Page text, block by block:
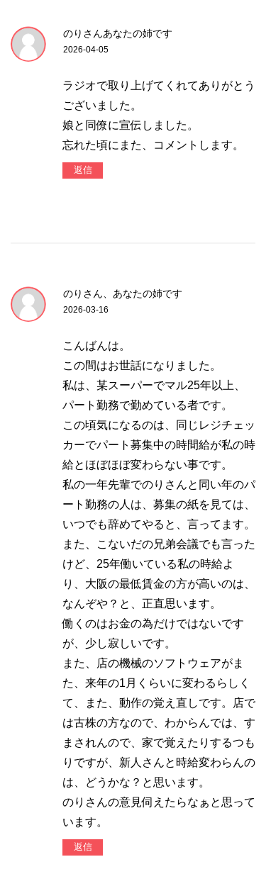
のりさんあなたの姉です
2026-04-05
ラジオで取り上げてくれてありがとう
ございました。
娘と同僚に宣伝しました。
忘れた頃にまた、コメントします。
返信
のりさん、あなたの姉です
2026-03-16
こんばんは。
この間はお世話になりました。
私は、某スーパーでマル25年以上、
パート勤務で勤めている者です。
この頃気になるのは、同じレジチェッ
カーでパート募集中の時間給が私の時
給とほぼほぼ変わらない事です。
私の一年先輩でのりさんと同い年のパ
ート勤務の人は、募集の紙を見ては、
いつでも辞めてやると、言ってます。
また、こないだの兄弟会議でも言った
けど、25年働いている私の時給よ
り、大阪の最低賃金の方が高いのは、
なんぞや？と、正直思います。
働くのはお金の為だけではないです
が、少し寂しいです。
また、店の機械のソフトウェアがま
た、来年の1月くらいに変わるらしく
て、また、動作の覚え直しです。店で
は古株の方なので、わからんでは、す
まされんので、家で覚えたりするつも
りですが、新人さんと時給変わらんの
は、どうかな？と思います。
のりさんの意見伺えたらなぁと思って
います。
返信